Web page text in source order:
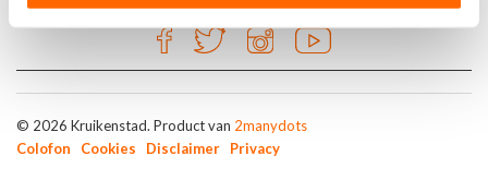
© 2026 Kruikenstad. Product van 2manydots
Colofon
Cookies Disclaimer Privacy